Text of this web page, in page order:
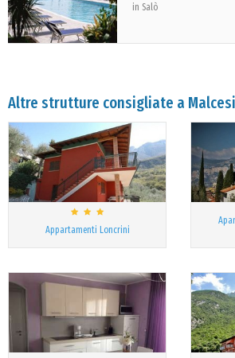
in Salò
Altre strutture consigliate a
Appartamenti Loncrini